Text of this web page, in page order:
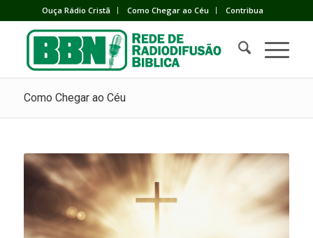
Ouça Rádio Cristã Como Chegar ao Céu Contribua
Como Chegar ao Céu